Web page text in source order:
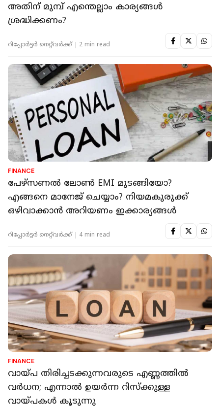
അതിന് മുമ്പ് എന്തെല്ലാം കാര്യങ്ങള്‍
ശ്രദ്ധിക്കണം?
റിപ്പോർട്ടർ നെറ്റ്‌വര്‍ക്ക്‌ 2 min read
FINANCE
പേഴ്‌സണല്‍ ലോണ്‍ EMI മുടങ്ങിയോ?
എങ്ങനെ മാനേജ് ചെയ്യാം? നിയമകുരുക്ക്
ഒഴിവാക്കാന്‍ അറിയണം ഇക്കാര്യങ്ങള്‍
റിപ്പോർട്ടർ നെറ്റ്‌വര്‍ക്ക്‌ 4 min read
FINANCE
വായ്പ തിരിച്ചടക്കുന്നവരുടെ എണ്ണത്തില്‍
വര്‍ധന; എന്നാല്‍ ഉയര്‍ന്ന റിസ്‌ക്കുള്ള
വായ്പകള്‍ കൂടുന്നു